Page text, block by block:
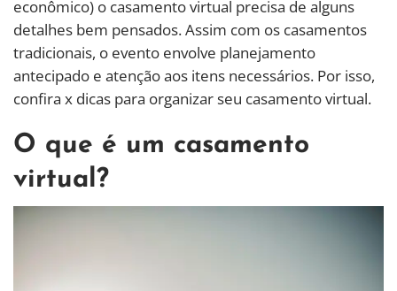
econômico) o casamento virtual precisa de alguns
detalhes bem pensados. Assim com os casamentos
tradicionais, o evento envolve planejamento
antecipado e atenção aos itens necessários. Por isso,
confira x dicas para organizar seu casamento virtual.
O que é um casamento
virtual?